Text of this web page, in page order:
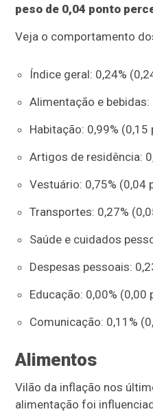
peso de 0,04 ponto
Veja o comportamento
Índice geral: 0,24%
Alimentação e bebidas:
Habitação: 0,99% (0,15
Artigos de residência:
Vestuário: 0,75% (0,04
Transportes: 0,27%
Saúde e cuidados
Despesas pessoais:
Educação: 0,00% (0,00
Comunicação: 0,11%
Alimentos
Vilão da inflação nos
alimentação foi